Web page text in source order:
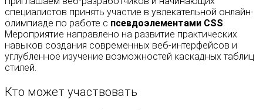
специалистов принять участие в увлекательной онлайн-
олимпиаде по работе с псевдоэлементами CSS.
Мероприятие направлено на развитие практических
навыков создания современных веб-интерфейсов и
углубленное изучение возможностей каскадных таблиц
стилей.
Кто может участвовать